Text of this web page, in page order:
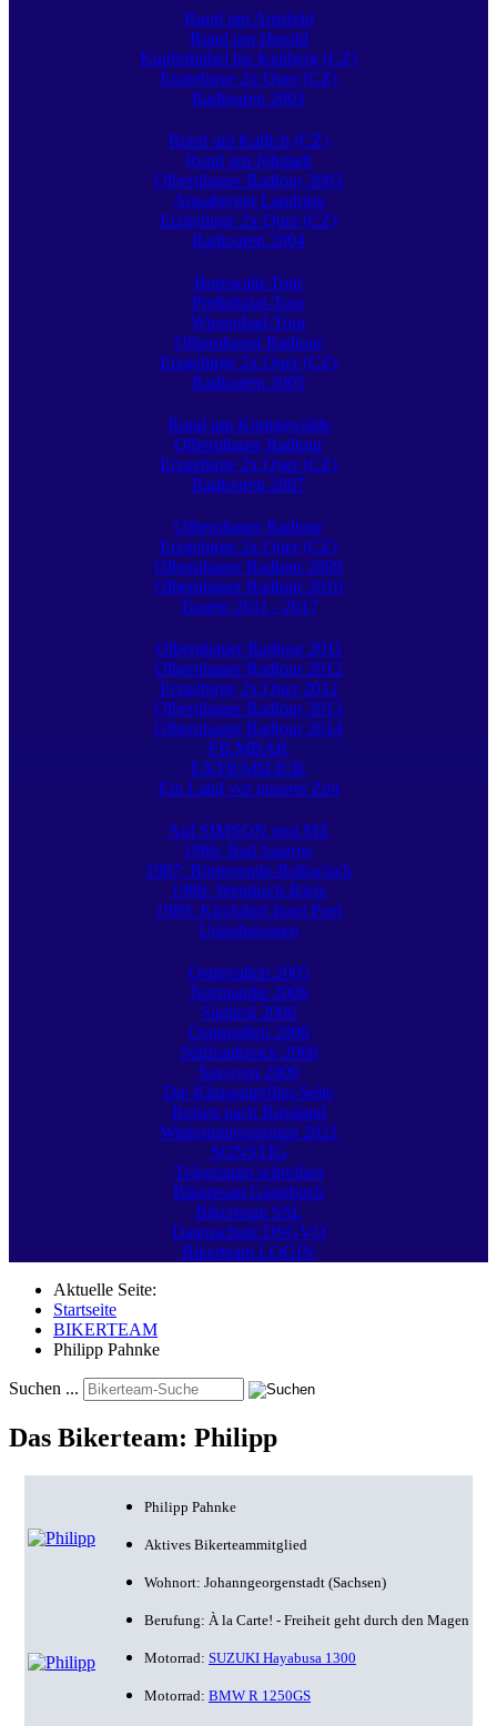
Rund um Arnsfeld
Rund um Herold
Kupferhübel bis Keilberg (CZ)
Erzgebirge 2x Quer (CZ)
Radtouren 2003
Rund um Kallich (CZ)
Rund um Jöhstadt
Olbernhauer Radtour 2003
Annaberger Landring
Erzgebirge 2x Quer (CZ)
Radtouren 2004
Bornwald-Tour
Preßnitztal-Tour
Wiesenbad-Tour
Olbernhauer Radtour
Erzgebirge 2x Quer (CZ)
Radtouren 2005
Rund um Königswalde
Olbernhauer Radtour
Erzgebirge 2x Quer (CZ)
Radtouren 2007
Olbernhauer Radtour
Erzgebirge 2x Quer (CZ)
Olbernhauer Radtour 2009
Olbernhauer Radtour 2010
Touren 2011 - 2017
Olbernhauer Radtour 2011
Olbernhauer Radtour 2012
Erzgebirge 2x Quer 2012
Olbernhauer Radtour 2013
Olbernhauer Radtour 2014
FILMBAR
EXTRABLICK
Ein Land vor unserer Zeit
Auf SIMSON und MZ
1986: Bad Saarow
1987: Börgerende-Rethwisch
1988: Wendisch-Rietz
1989: Kirchdorf Insel Poel
Urlaubstouren
Ostpreußen 2005
Normandie 2006
Südtirol 2006
Ostpreußen 2008
Südfrankreich 2008
Savoyen 2009
Die Klassentreffen-Seite
Reisen nach Russland
Winterimpressionen 2021
SONSTIG
Telegramm schreiben
Bikerteam Gästebuch
Bikerteam SSL
Datenschutz DSGVO
Bikerteam LOGIN
Aktuelle Seite:
Startseite
BIKERTEAM
Philipp Pahnke
Suchen ...
Das Bikerteam: Philipp
Philipp Pahnke
Aktives Bikerteammitglied
Wohnort: Johanngeorgenstadt (Sachsen)
Berufung: À la Carte! - Freiheit geht durch den Magen
Motorrad: SUZUKI Hayabusa 1300
Motorrad: BMW R 1250GS